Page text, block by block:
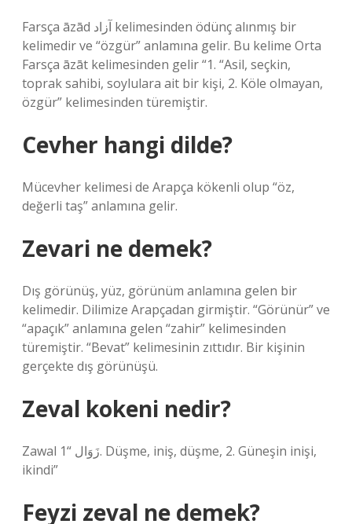
Farsça āzād آزاد kelimesinden ödünç alınmış bir
kelimedir ve “özgür” anlamına gelir. Bu kelime Orta
Farsça āzāt kelimesinden gelir “1. “Asil, seçkin,
toprak sahibi, soylulara ait bir kişi, 2. Köle olmayan,
özgür” kelimesinden türemiştir.
Cevher hangi dilde?
Mücevher kelimesi de Arapça kökenli olup “öz,
değerli taş” anlamına gelir.
Zevari ne demek?
Dış görünüş, yüz, görünüm anlamına gelen bir
kelimedir. Dilimize Arapçadan girmiştir. “Görünür” ve
“apaçık” anlamına gelen “zahir” kelimesinden
türemiştir. “Bevat” kelimesinin zıttıdır. Bir kişinin
gerçekte dış görünüşü.
Zeval kokeni nedir?
Zawal زَوَال “1. Düşme, iniş, düşme, 2. Güneşin inişi,
ikindi”
Feyzi zeval ne demek?